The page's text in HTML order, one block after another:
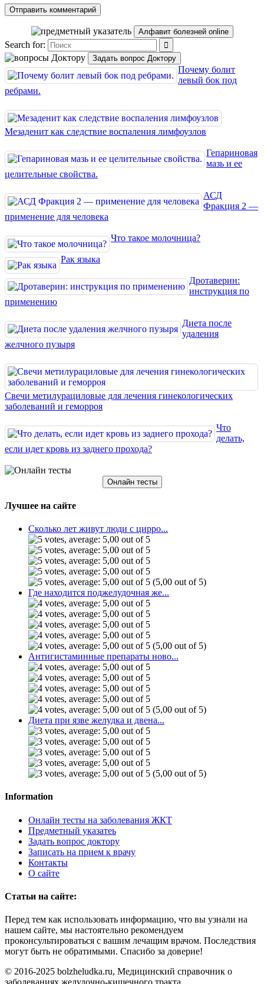
Алфавит болезней online
Search for:
Задать вопрос Доктору
Почему болит
левый бок под
ребрами.
Мезаденит как следствие воспаления лимфоузлов
Гепариновая
мазь и ее
целительные свойства.
АСД
Фракция 2 —
применение для человека
Что такое молочница?
Рак языка
Дротаверин:
инструкция по
применению
Диета после
удаления
желчного пузыря
Свечи метилурациловые для лечения гинекологических
заболеваний и геморроя
Что
делать,
если идет кровь из заднего прохода?
Онлайн тесты
Лучшее на сайте
Сколько лет живут люди с цирро...
(5,00 out of 5)
Где находится поджелудочная же...
(5,00 out of 5)
Антигистаминные препараты ново...
(5,00 out of 5)
Диета при язве желудка и двена...
(5,00 out of 5)
Information
Онлайн тесты на заболевания ЖКТ
Предметный указатеь
Задать вопрос доктору
Записать на прием к врачу
Контакты
О сайте
Статьи на сайте:
Перед тем как использовать информацию, что вы узнали на
нашем сайте, мы настоятельно рекомендуем
проконсультироваться с вашим лечащим врачом. Последствия
могут быть не обратимыми. Спасибо за доверие!
© 2016-2025 bolzheludka.ru, Медицинский справочник о